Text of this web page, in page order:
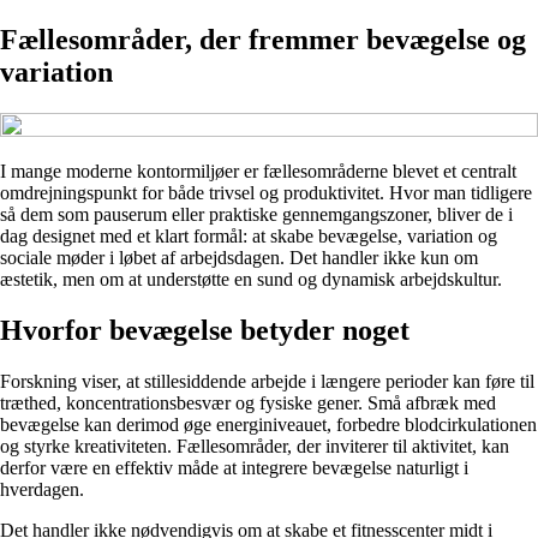
Fællesområder, der fremmer bevægelse og
variation
I mange moderne kontormiljøer er fællesområderne blevet et centralt
omdrejningspunkt for både trivsel og produktivitet. Hvor man tidligere
så dem som pauserum eller praktiske gennemgangszoner, bliver de i
dag designet med et klart formål: at skabe bevægelse, variation og
sociale møder i løbet af arbejdsdagen. Det handler ikke kun om
æstetik, men om at understøtte en sund og dynamisk arbejdskultur.
Hvorfor bevægelse betyder noget
Forskning viser, at stillesiddende arbejde i længere perioder kan føre til
træthed, koncentrationsbesvær og fysiske gener. Små afbræk med
bevægelse kan derimod øge energiniveauet, forbedre blodcirkulationen
og styrke kreativiteten. Fællesområder, der inviterer til aktivitet, kan
derfor være en effektiv måde at integrere bevægelse naturligt i
hverdagen.
Det handler ikke nødvendigvis om at skabe et fitnesscenter midt i